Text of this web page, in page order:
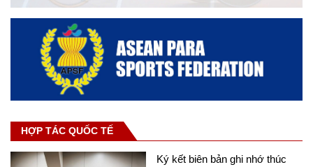
HỢP TÁC QUỐC TẾ
Ký kết biên bản ghi nhớ thúc